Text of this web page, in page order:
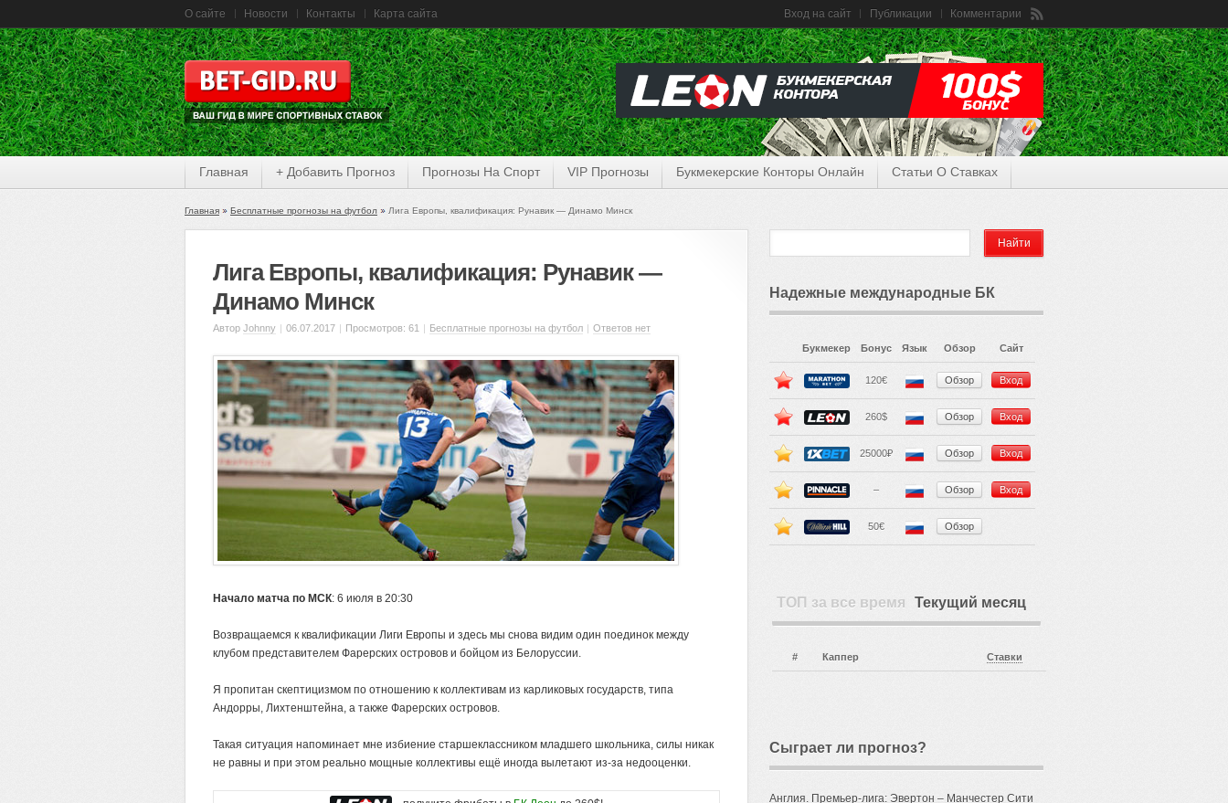
О сайте Новости Контакты Карта сайта Комментарии
Публикации
Вход на сайт
Главная + Добавить Прогноз Прогнозы На Спорт VIP Прогнозы Букмекерские Конторы Онлайн Статьи О Ставках
Главная Бесплатные прогнозы на футбол Лига Европы, квалификация: Рунавик — Динамо Минск
Лига Европы, квалификация: Рунавик —
Динамо Минск
Автор Johnny | 06.07.2017 | Просмотров: 61 | Бесплатные прогнозы на футбол | Ответов нет
Начало матча по МСК: 6 июля в 20:30
Возвращаемся к квалификации Лиги Европы и здесь мы снова видим один поединок между
клубом представителем Фарерских островов и бойцом из Белоруссии.
Я пропитан скептицизмом по отношению к коллективам из карликовых государств, типа
Андорры, Лихтенштейна, а также Фарерских островов.
Такая ситуация напоминает мне избиение старшеклассником младшего школьника, силы никак
не равны и при этом реально мощные коллективы ещё иногда вылетают из-за недооценки.
Надежные международные БК
Букмекер Бонус Язык Обзор Сайт
120€ Обзор Вход
260$ Обзор Вход
25000₽ Обзор Вход
– Обзор Вход
50€ Обзор
ТОП за все время Текущий месяц
# Каппер Ставки
Сыграет ли прогноз?
Англия. Премьер-лига: Эвертон – Манчестер Сити